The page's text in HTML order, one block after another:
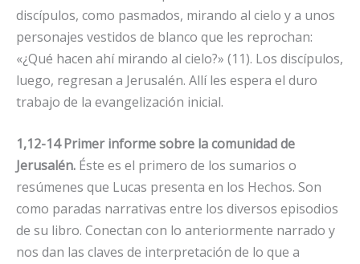
discípulos, como pasmados, mirando al cielo y a unos
personajes vestidos de blanco que les reprochan:
«¿Qué hacen ahí mirando al cielo?» (11). Los discípulos,
luego, regresan a Jerusalén. Allí les espera el duro
trabajo de la evangelización inicial.
1,12-14 Primer informe sobre la comunidad de
Jerusalén. Éste es el primero de los sumarios o
resúmenes que Lucas presenta en los Hechos. Son
como paradas narrativas entre los diversos episodios
de su libro. Conectan con lo anteriormente narrado y
nos dan las claves de interpretación de lo que a